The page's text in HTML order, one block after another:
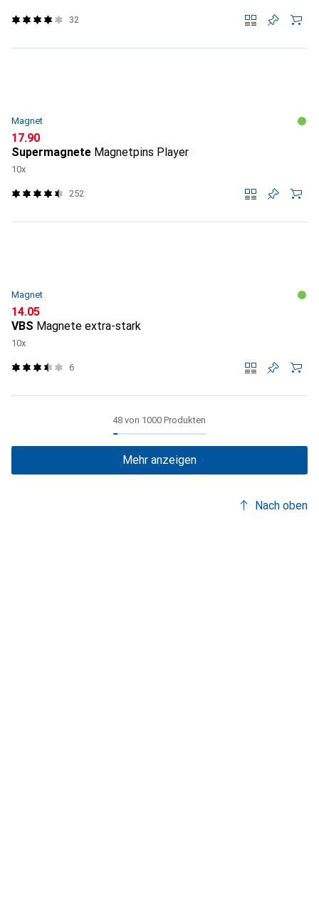
32
Magnet
CHF
17.90
Supermagnete Magnetpins Player
10x
252
Magnet
CHF
14.05
VBS Magnete extra-stark
10x
6
48 von 1000 Produkten
Mehr anzeigen
Nach oben